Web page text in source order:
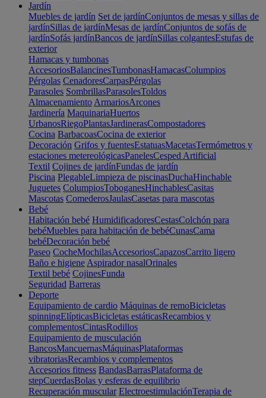
Jardín
Muebles de jardín Set de jardínConjuntos de mesas y sillas de
jardínSillas de jardínMesas de jardínConjuntos de sofás de
jardínSofás jardínBancos de jardínSillas colgantesEstufas de
exterior
Hamacas y tumbonas
AccesoriosBalancinesTumbonasHamacasColumpios
Pérgolas CenadoresCarpasPérgolas
Parasoles SombrillasParasolesToldos
Almacenamiento ArmariosArcones
Jardinería MaquinariaHuertos
UrbanosRiegoPlantasJardinerasCompostadores
Cocina BarbacoasCocina de exterior
Decoración Grifos y fuentesEstatuasMacetasTermómetros y
estaciones metereológicasPanelesCesped Artificial
Textil Cojines de jardínFundas de jardín
Piscina PlegableLimpieza de piscinasDuchaHinchable
Juguetes ColumpiosToboganesHinchablesCasitas
Mascotas ComederosJaulasCasetas para mascotas
Bebé
Habitación bebé HumidificadoresCestasColchón para
bebéMuebles para habitación de bebéCunasCama
bebéDecoración bebé
Paseo CocheMochilasAccesoriosCapazosCarrito ligero
Baño e higiene Aspirador nasalOrinales
Textil bebé CojinesFunda
Seguridad Barreras
Deporte
Equipamiento de cardio Máquinas de remoBicicletas
spinningElípticasBicicletas estáticasRecambios y
complementosCintasRodillos
Equipamiento de musculación
BancosMancuernasMáquinasPlataformas
vibratoriasRecambios y complementos
Accesorios fitness BandasBarrasPlataforma de
stepCuerdasBolas y esferas de equilibrio
Recuperación muscular ElectroestimulaciónTerapia de